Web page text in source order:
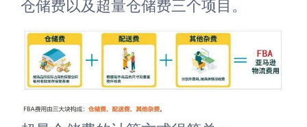
仓储费以及超量仓储费三个项目。